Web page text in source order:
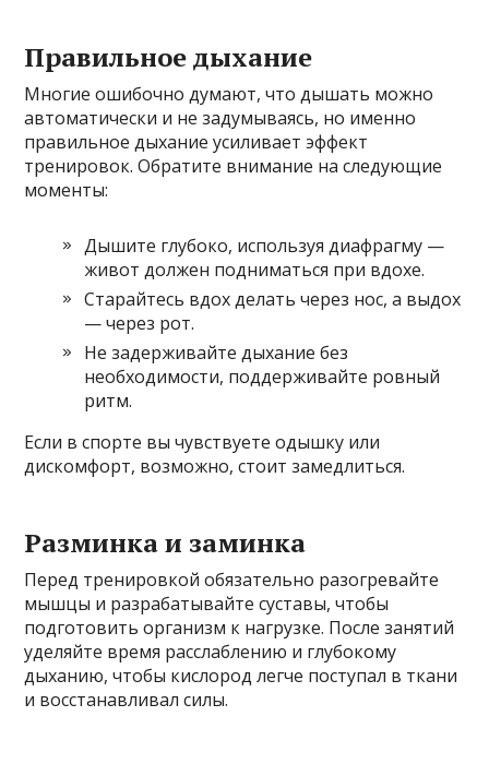
Правильное дыхание
Многие ошибочно думают, что дышать можно
автоматически и не задумываясь, но именно
правильное дыхание усиливает эффект
тренировок. Обратите внимание на следующие
моменты:
Дышите глубоко, используя диафрагму —
живот должен подниматься при вдохе.
Старайтесь вдох делать через нос, а выдох
— через рот.
Не задерживайте дыхание без
необходимости, поддерживайте ровный
ритм.
Если в спорте вы чувствуете одышку или
дискомфорт, возможно, стоит замедлиться.
Разминка и заминка
Перед тренировкой обязательно разогревайте
мышцы и разрабатывайте суставы, чтобы
подготовить организм к нагрузке. После занятий
уделяйте время расслаблению и глубокому
дыханию, чтобы кислород легче поступал в ткани
и восстанавливал силы.